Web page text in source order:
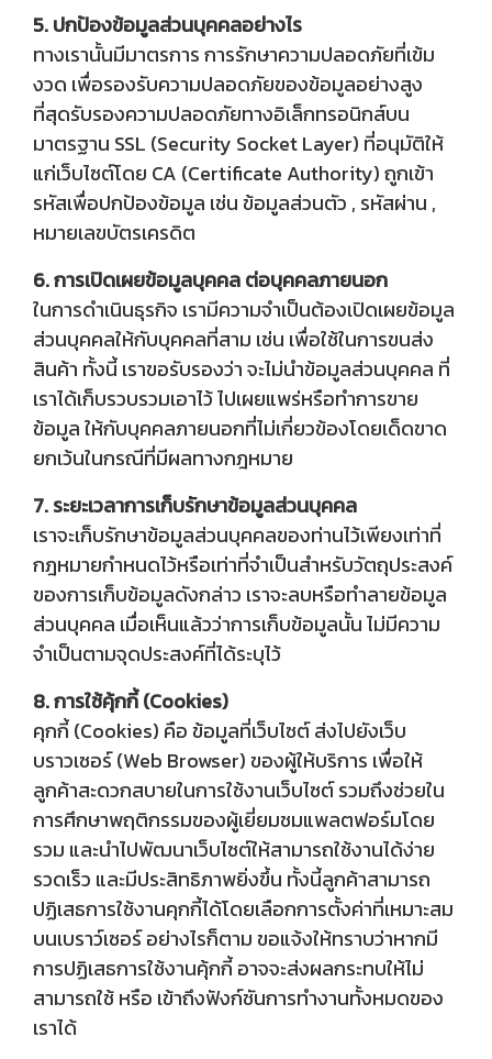
5. ปกป้องข้อมูลส่วนบุคคลอย่างไร
ทางเรานั้นมีมาตรการ การรักษาความปลอดภัยที่เข้ม
งวด เพื่อรองรับความปลอดภัยของข้อมูลอย่างสูง
ที่สุดรับรองความปลอดภัยทางอิเล็กทรอนิกส์บน
มาตรฐาน SSL (Security Socket Layer) ที่อนุมัติให้
แก่เว็บไซต์โดย CA (Certificate Authority) ถูกเข้า
รหัสเพื่อปกป้องข้อมูล เช่น ข้อมูลส่วนตัว , รหัสผ่าน ,
หมายเลขบัตรเครดิต
6. การเปิดเผยข้อมูลบุคคล ต่อบุคคลภายนอก
ในการดำเนินธุรกิจ เรามีความจำเป็นต้องเปิดเผยข้อมูล
ส่วนบุคคลให้กับบุคคลที่สาม เช่น เพื่อใช้ในการขนส่ง
สินค้า ทั้งนี้ เราขอรับรองว่า จะไม่นำข้อมูลส่วนบุคคล ที่
เราได้เก็บรวบรวมเอาไว้ ไปเผยแพร่หรือทำการขาย
ข้อมูล ให้กับบุคคลภายนอกที่ไม่เกี่ยวข้องโดยเด็ดขาด
ยกเว้นในกรณีที่มีผลทางกฎหมาย
7. ระยะเวลาการเก็บรักษาข้อมูลส่วนบุคคล
เราจะเก็บรักษาข้อมูลส่วนบุคคลของท่านไว้เพียงเท่าที่
กฎหมายกำหนดไว้หรือเท่าที่จำเป็นสำหรับวัตถุประสงค์
ของการเก็บข้อมูลดังกล่าว เราจะลบหรือทำลายข้อมูล
ส่วนบุคคล เมื่อเห็นแล้วว่าการเก็บข้อมูลนั้น ไม่มีความ
จำเป็นตามจุดประสงค์ที่ได้ระบุไว้
8. การใช้คุ้กกี้ (Cookies)
คุกกี้ (Cookies) คือ ข้อมูลที่เว็บไซต์ ส่งไปยังเว็บ
บราวเซอร์ (Web Browser) ของผู้ให้บริการ เพื่อให้
ลูกค้าสะดวกสบายในการใช้งานเว็บไซต์ รวมถึงช่วยใน
การศึกษาพฤติกรรมของผู้เยี่ยมชมแพลตฟอร์มโดย
รวม และนำไปพัฒนาเว็บไซต์ให้สามารถใช้งานได้ง่าย
รวดเร็ว และมีประสิทธิภาพยิ่งขึ้น ทั้งนี้ลูกค้าสามารถ
ปฏิเสธการใช้งานคุกกี้ได้โดยเลือกการตั้งค่าที่เหมาะสม
บนเบราว์เซอร์ อย่างไรก็ตาม ขอแจ้งให้ทราบว่าหากมี
การปฏิเสธการใช้งานคุ้กกี้ อาจจะส่งผลกระทบให้ไม่
สามารถใช้ หรือ เข้าถึงฟังก์ชันการทำงานทั้งหมดของ
เราได้